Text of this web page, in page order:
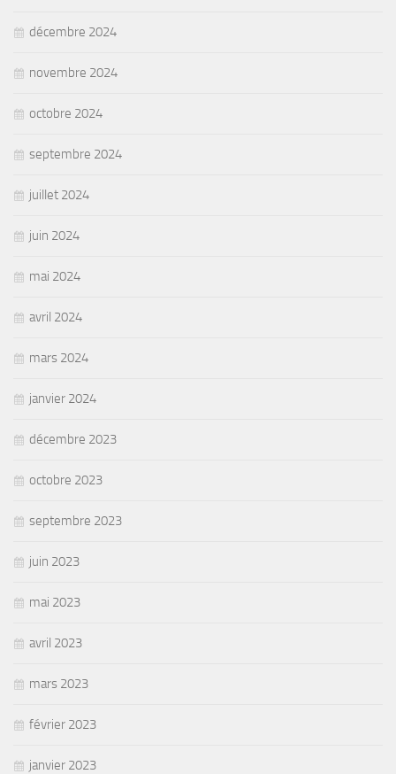
décembre 2024
novembre 2024
octobre 2024
septembre 2024
juillet 2024
juin 2024
mai 2024
avril 2024
mars 2024
janvier 2024
décembre 2023
octobre 2023
septembre 2023
juin 2023
mai 2023
avril 2023
mars 2023
février 2023
janvier 2023